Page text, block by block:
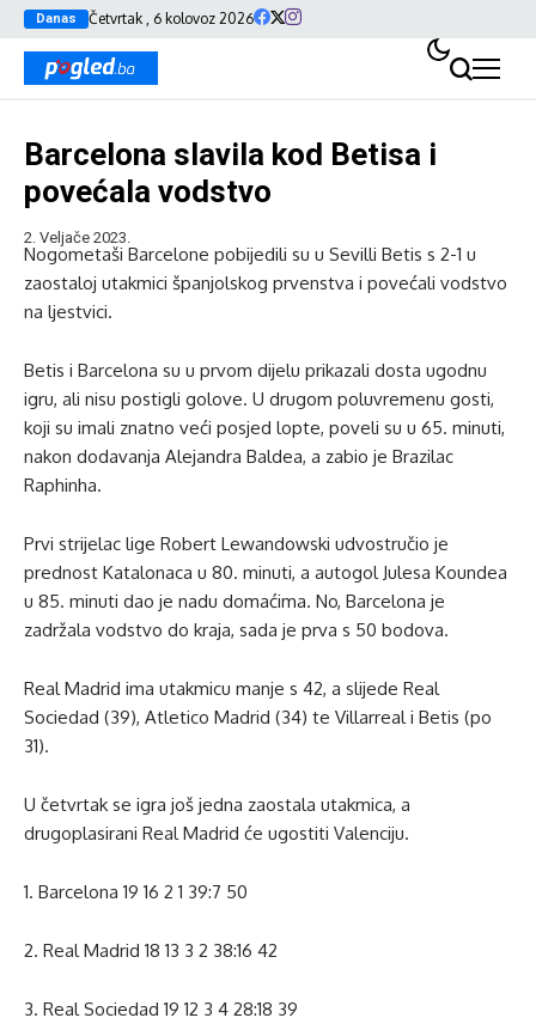
Danas Četvrtak , 6 kolovoz 2026
Barcelona slavila kod Betisa i
povećala vodstvo
2. Veljače 2023.
Nogometaši Barcelone pobijedili su u Sevilli Betis s 2-1 u
zaostaloj utakmici španjolskog prvenstva i povećali vodstvo
na ljestvici.
Betis i Barcelona su u prvom dijelu prikazali dosta ugodnu
igru, ali nisu postigli golove. U drugom poluvremenu gosti,
koji su imali znatno veći posjed lopte, poveli su u 65. minuti,
nakon dodavanja Alejandra Baldea, a zabio je Brazilac
Raphinha.
Prvi strijelac lige Robert Lewandowski udvostručio je
prednost Katalonaca u 80. minuti, a autogol Julesa Koundea
u 85. minuti dao je nadu domaćima. No, Barcelona je
zadržala vodstvo do kraja, sada je prva s 50 bodova.
Real Madrid ima utakmicu manje s 42, a slijede Real
Sociedad (39), Atletico Madrid (34) te Villarreal i Betis (po
31).
U četvrtak se igra još jedna zaostala utakmica, a
drugoplasirani Real Madrid će ugostiti Valenciju.
1. Barcelona 19 16 2 1 39:7 50
2. Real Madrid 18 13 3 2 38:16 42
3. Real Sociedad 19 12 3 4 28:18 39